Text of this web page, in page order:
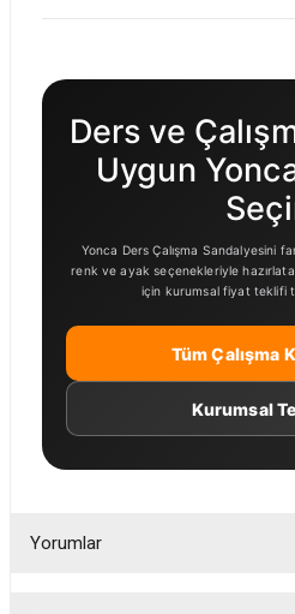
Ders ve
Uygun
Yonca Ders Çalışma Sandalyesini
renk ve ayak seçenekleriyle
için kurumsal fiyat teklifi
Tüm Çalışma
Kurumsal
Yorumlar